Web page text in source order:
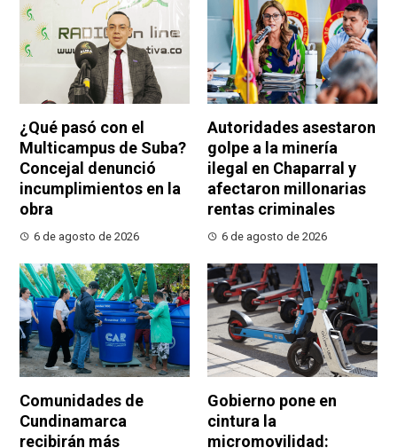
¿Qué pasó con el
Multicampus de Suba?
Concejal denunció
incumplimientos en la
obra
6 de agosto de 2026
Autoridades asestaron
golpe a la minería
ilegal en Chaparral y
afectaron millonarias
rentas criminales
6 de agosto de 2026
Comunidades de
Cundinamarca
recibirán más
Gobierno pone en
cintura la
micromovilidad: